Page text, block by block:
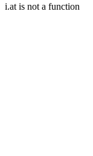
i.at is not a function